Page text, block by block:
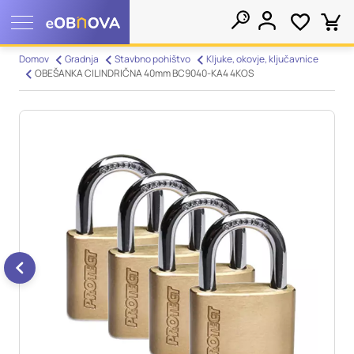
Domov Gradnja Stavbno pohištvo
Kljuke, okovje, ključavnice
OBEŠANKA CILINDRIČNA 40mm BC9040-KA4 4KOS
Nastavitve piškotkov
piškotkov. Te informacije se lahko navezujejo na vas, vaše
nastavitve, vašo napravo ali pa skrbijo, da vaše spletno mesto
deluje v skladu z vašimi pričakovanji. Te informacije običajno
ne razkrivajo neposredno vaše identitete, vendar vam lahko
zagotovijo bolj prilagojeno spletno uporabniško izkušnjo.
Nekatere vrste piškotkov lahko zavrnete. Klikajte različna
imena kategorij, da si ogledate več informacij in spremenite
privzete nastavitve. Blokiranje določenih vrst piškotkov vpliva
na vašo uporabo tega spletnega mesta in naše storitve.
informacij
Vedno aktivni